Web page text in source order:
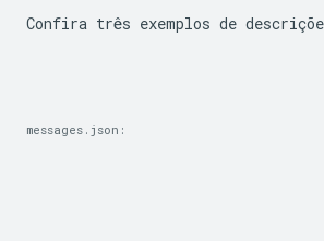
Confira três exemplos de
messages.json: